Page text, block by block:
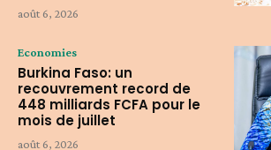
août 6, 2026
Economies
Burkina Faso: un
recouvrement record de
448 milliards FCFA pour le
mois de juillet
août 6, 2026